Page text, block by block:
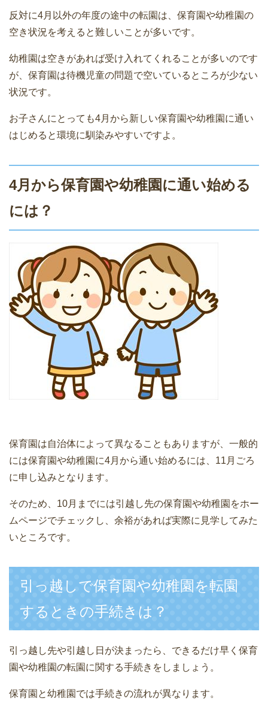
反対に4月以外の年度の途中の転園は、保育園や幼稚園の
空き状況を考えると難しいことが多いです。
幼稚園は空きがあれば受け入れてくれることが多いのです
が、保育園は待機児童の問題で空いているところが少ない
状況です。
お子さんにとっても4月から新しい保育園や幼稚園に通い
はじめると環境に馴染みやすいですよ。
4月から保育園や幼稚園に通い始める
には？
保育園は自治体によって異なることもありますが、一般的
には保育園や幼稚園に4月から通い始めるには、11月ごろ
に申し込みとなります。
そのため、10月までには引越し先の保育園や幼稚園をホー
ムページでチェックし、余裕があれば実際に見学してみた
いところです。
引っ越しで保育園や幼稚園を転園
するときの手続きは？
引っ越し先や引越し日が決まったら、できるだけ早く保育
園や幼稚園の転園に関する手続きをしましょう。
保育園と幼稚園では手続きの流れが異なります。